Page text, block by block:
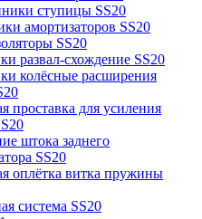
ступицы SS20
амортизаторов SS20
SS20
развал-схождение SS20
колёсные расширения
проставка для усиления
штока заднего
SS20
оплётка витка пружины
система SS20